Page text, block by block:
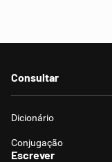
Consultar
Dicionário
Conjugação
Escrever